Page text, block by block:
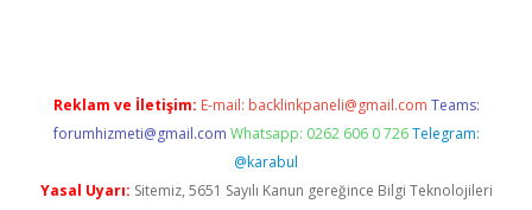
Reklam ve İletişim: E-mail: backlinkpaneli@gmail.com Teams:
forumhizmeti@gmail.com Whatsapp: 0262 606 0 726 Telegram:
@karabul
Yasal Uyarı: Sitemiz, 5651 Sayılı Kanun gereğince Bilgi Teknolojileri